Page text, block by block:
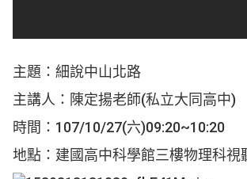
主題：細說中山北路
主講人：陳定揚老師(私立大同高中)
時間：107/10/27(六)09:20~10:20
地點：建國高中科學館三樓物理科視